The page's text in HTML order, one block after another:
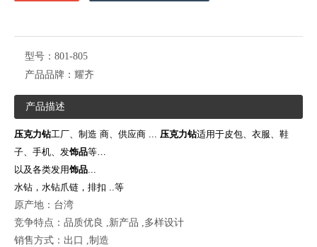
型号： 801-805
产品品牌： 耀齐
产品描述
压克力钻工厂、制造 商、供应商 ... 压克力钻适用于皮包、衣服、鞋
子、手机、发饰品等…
以及各类发用饰品...
水钻，水钻爪链，排扣 ..等
原产地：台湾
竞争特点：品质优良 ,新产品 ,多样设计
销售方式：出口 ,制造